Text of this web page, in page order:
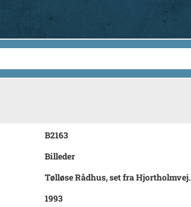
B2163
Billeder
Tølløse Rådhus, set fra Hjortholmvej.
1993